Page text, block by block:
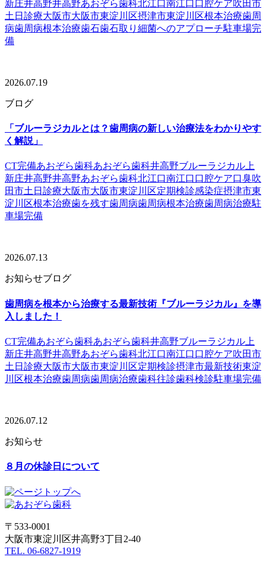
新庄井高野井高野あおぞら歯科北江口南江口口腔ケア吹田市
土日診療大阪市大阪市東淀川区摂津市東淀川区根本治療歯周
病歯周病根本治療歯石歯石取り 細菌へのアプローチ駐車場完
備
2026.07.19
ブログ
「ブルーラジカルとは？歯周病の新しい治療法をわかりやす
く解説」
CT完備あおぞら歯科あおぞら歯科井高野ブルーラジカル上
新庄井高野井高野あおぞら歯科北江口南江口口腔ケア口臭吹
田市土日診療大阪市大阪市東淀川区定期検診感染症摂津市東
淀川区根本治療歯を残す歯周病歯周病根本治療歯周病治療駐
車場完備
2026.07.13
お知らせブログ
歯周病を根本から治療する最新技術『ブルーラジカル』を導
入しました！
CT完備あおぞら歯科あおぞら歯科井高野ブルーラジカル 上
新庄井高野井高野あおぞら歯科北江口南江口口腔ケア吹田市
土日診療大阪市大阪市東淀川区定期検診摂津市最新技術東淀
川区根本治療歯周病歯周病治療歯科往診歯科検診駐車場完備
2026.07.12
お知らせ
８月の休診日について
〒533-0001
大阪市東淀川区井高野3丁目2-40
TEL. 06-6827-1919